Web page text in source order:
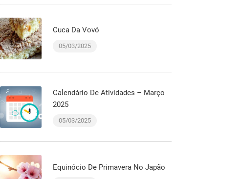
Cuca Da Vovó
05/03/2025
Calendário De Atividades – Março
2025
05/03/2025
Equinócio De Primavera No Japão